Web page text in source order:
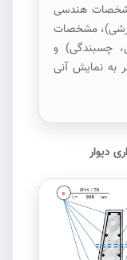
مشخصات هندسی
مشخصات
چسبندگی) و
به نمایش آنی
دیوار